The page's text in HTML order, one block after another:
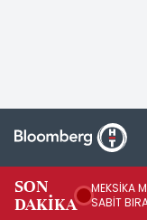
SON
DAKİKA
MEKSİKA
SABİT